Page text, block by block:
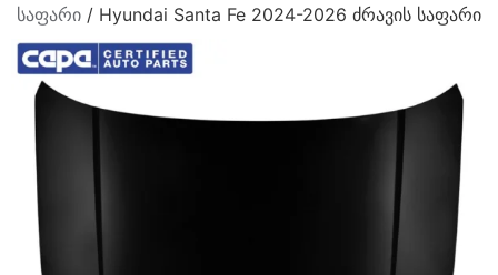
საფარი / Hyundai Santa Fe 2024-2026 ძრავის საფარი